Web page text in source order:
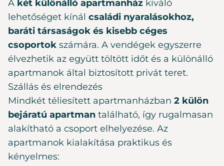
A két különálló apartmanház kiváló
lehetőséget kínál családi nyaralásokhoz,
baráti társaságok és kisebb céges
csoportok számára. A vendégek egyszerre
élvezhetik az együtt töltött időt és a különálló
apartmanok által biztosított privát teret.
Szállás és elrendezés
Mindkét téliesített apartmanházban 2 külön
bejáratú apartman található, így rugalmasan
alakítható a csoport elhelyezése. Az
apartmanok kialakítása praktikus és
kényelmes: